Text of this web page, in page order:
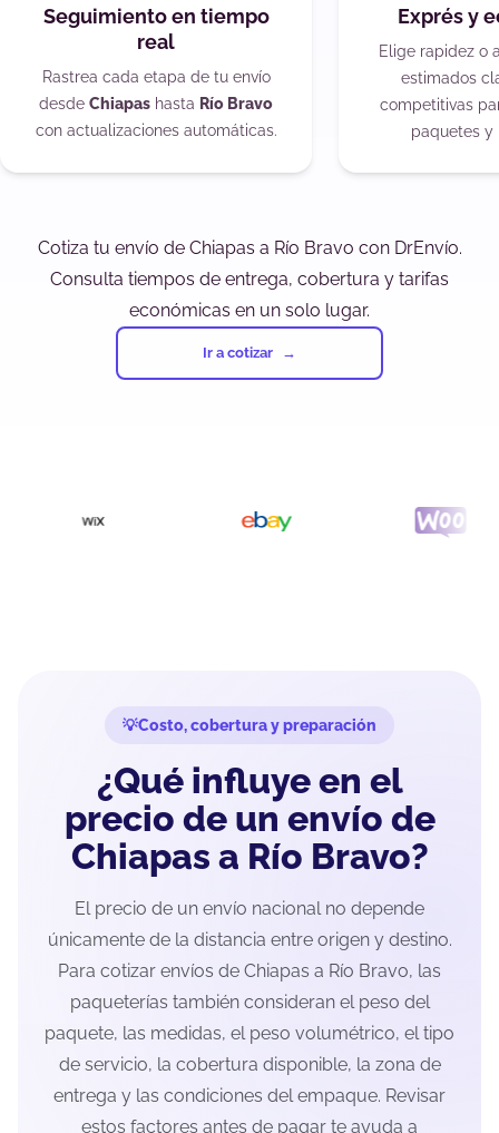
Seguimiento en tiempo
real
Rastrea cada etapa de tu envío
desde Chiapas hasta Río Bravo
con actualizaciones automáticas.
Exprés y
Elige rapidez o
estimados
competitivas
paquetes y
Cotiza tu envío de Chiapas a Río Bravo con DrEnvío.
Consulta tiempos de entrega, cobertura y tarifas
económicas en un solo lugar.
Ir a cotizar
Costo, cobertura y preparación
¿Qué influye en el
precio de un envío de
Chiapas a Río Bravo?
El precio de un envío nacional no depende
únicamente de la distancia entre origen y destino.
Para cotizar envíos de Chiapas a Río Bravo, las
paqueterías también consideran el peso del
paquete, las medidas, el peso volumétrico, el tipo
de servicio, la cobertura disponible, la zona de
entrega y las condiciones del empaque. Revisar
estos factores antes de pagar te ayuda a